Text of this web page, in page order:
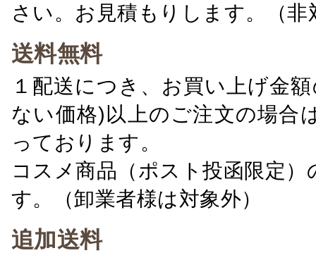
さい。お見積もりします。（非
送料無料
１配送につき、お買い上げ金
ない価格)以上のご注文の場合
っております。
コスメ商品（ポスト投函限定
す。（卸業者様は対象外）
追加送料